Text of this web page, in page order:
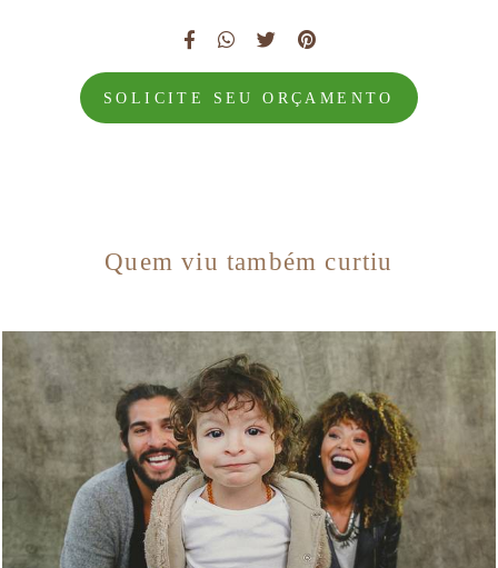
SOLICITE SEU ORÇAMENTO
Quem viu também curtiu